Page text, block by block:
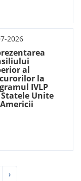
2026
al
la
IVLP
Unite
Следующая
›